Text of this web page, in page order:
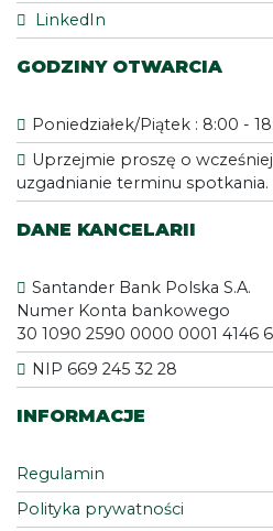
LinkedIn
GODZINY OTWARCIA
Poniedziałek/Piątek : 8:00 -
Uprzejmie proszę o
uzgadnianie terminu spotkania.
DANE KANCELARII
Santander Bank Polska S.A.
Numer Konta bankowego
30 1090 2590 0000 0001 4146
NIP 669 245 32 28
INFORMACJE
Regulamin
Polityka prywatności